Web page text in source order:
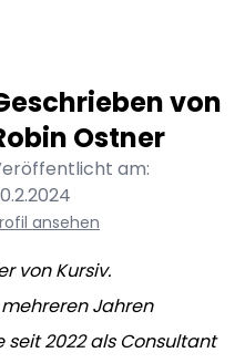
von
Ostner
am:
ansehen
von Kursiv.
Jahren
2022 als Consultant